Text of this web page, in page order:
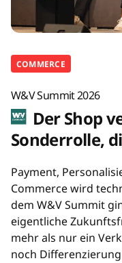
COMMERCE
W&V Summit 2026
Der Shop
Sonderrolle,
Payment,
Commerce wird
dem W&V Summit
eigentliche
mehr als nur ein
noch